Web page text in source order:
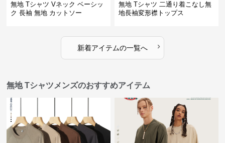
無地 Tシャツ Vネック ベーシッ
ク 長袖 無地 カットソー
無地 Tシャツ 二通り着こなし無
地長袖変形襟トップス
新着アイテムの一覧へ ›
無地 Tシャツメンズのおすすめアイテム